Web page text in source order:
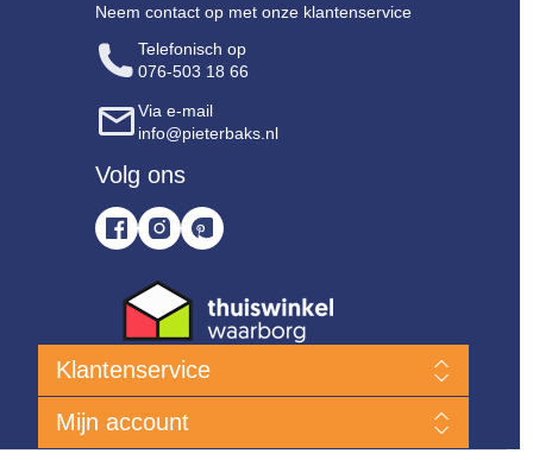
Neem contact op met onze klantenservice
Telefonisch op
076-503 18 66
Via e-mail
info@pieterbaks.nl
Volg ons
Klantenservice
Klanten Service
Bent u niet tevreden?
Mijn account